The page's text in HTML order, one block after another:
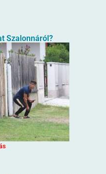
Szalonnáról?